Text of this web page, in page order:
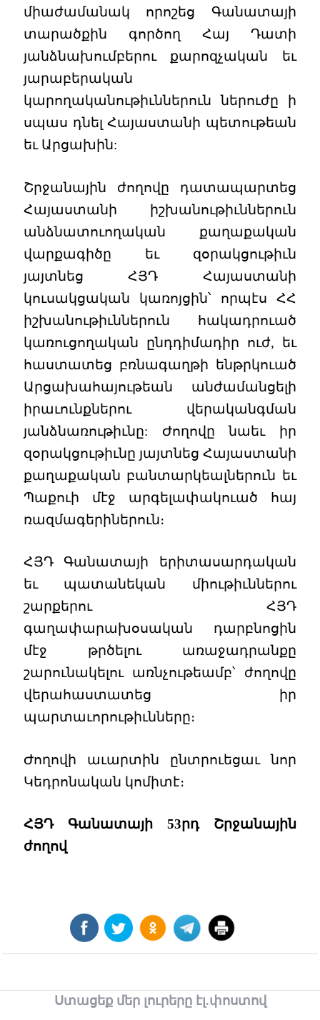
միաժամանակ որոշեց Գանատայի
տարածքին գործող Հայ Դատի
յանձնախումբերու քարոզչական եւ
յարաբերական
կարողականութիւններուն ներուժը ի
սպաս դնել Հայաստանի պետութեան
եւ Արցախին:
Շրջանային ժողովը դատապարտեց
Հայաստանի իշխանութիւններուն
անձնատուողական քաղաքական
վարքագիծը եւ զօրակցութիւն
յայտնեց ՀՅԴ Հայաստանի
կուսակցական կառոյցին՝ որպէս ՀՀ
իշխանութիւններուն հակադրուած
կառուցողական ընդդիմադիր ուժ, եւ
հաստատեց բռնագաղթի ենթրկուած
Արցախահայութեան անժամանցելի
իրաւունքներու վերականգման
յանձնառութիւնը: Ժողովը նաեւ իր
զօրակցութիւնը յայտնեց Հայաստանի
քաղաքական բանտարկեալներուն եւ
Պաքուի մէջ արգելափակուած հայ
ռազմագերիներուն։
ՀՅԴ Գանատայի երիտասարդական
եւ պատանեկան միութիւններու
շարքերու ՀՅԴ
գաղափարախօսական դարբնոցին
մէջ թրծելու առաջադրանքը
շարունակելու առնչութեամբ՝ ժողովը
վերահաստատեց իր
պարտաւորութիւնները։
Ժողովի աւարտին ընտրուեցաւ նոր
Կեդրոնական կոմիտէ։
ՀՅԴ Գանատայի 53րդ Շրջանային
ժողով
Ստացեք մեր լուրերը էլ.փոստով